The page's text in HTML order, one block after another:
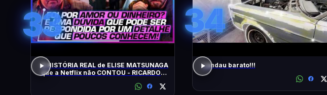
33
A HISTÓRIA REAL de ELISE MATSUNAGA
que a Netflix não CONTOU - RICARDO
34
Landau barato!!!